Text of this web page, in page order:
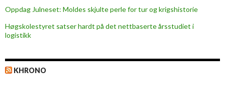
o
g
l
n
g
Oppdag Julneset: Moldes skjulte perle for tur og krigshistorie
Høgskolestyret satser hardt på det nettbaserte årsstudiet i
logistikk
KHRONO